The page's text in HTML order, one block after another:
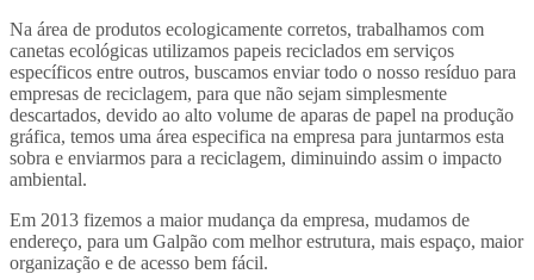
Na área de produtos ecologicamente corretos, trabalhamos com
canetas ecológicas utilizamos papeis reciclados em serviços
específicos entre outros, buscamos enviar todo o nosso resíduo para
empresas de reciclagem, para que não sejam simplesmente
descartados, devido ao alto volume de aparas de papel na produção
gráfica, temos uma área especifica na empresa para juntarmos esta
sobra e enviarmos para a reciclagem, diminuindo assim o impacto
ambiental.
Em 2013 fizemos a maior mudança da empresa, mudamos de
endereço, para um Galpão com melhor estrutura, mais espaço, maior
organização e de acesso bem fácil.